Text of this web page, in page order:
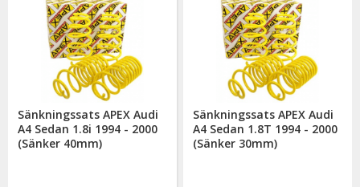
Sänkningssats APEX Audi
A4 Sedan 1.8i 1994 - 2000
(Sänker 40mm)
Sänkningssats APEX Audi
A4 Sedan 1.8T 1994 - 2000
(Sänker 30mm)